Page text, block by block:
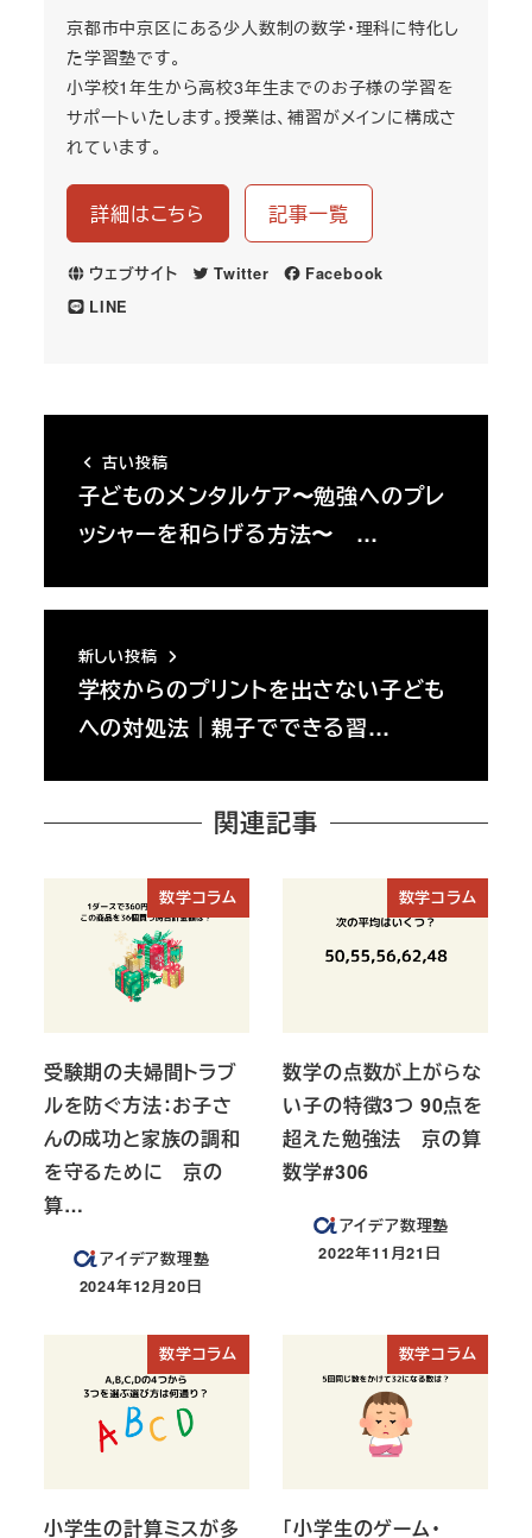
京都市中京区にある少人数制の数学・理科に特化し
た学習塾です。
小学校1年生から高校3年生までのお子様の学習を
サポートいたします。授業は、補習がメインに構成さ
れています。
詳細はこちら 記事一覧
ウェブサイト Twitter
Facebook
LINE
古い投稿
子どものメンタルケア〜勉強へのプレ
ッシャーを和らげる方法〜 …
新しい投稿
学校からのプリントを出さない子ども
への対処法｜親子でできる習…
関連記事
数学コラム
受験期の夫婦間トラブ
ルを防ぐ方法：お子さ
んの成功と家族の調和
を守るために 京の
算…
アイデア数理塾
投稿日
2024年12月20日
数学コラム
数学の点数が上がらな
い子の特徴3つ 90点を
超えた勉強法 京の算
数学#306
アイデア数理塾
投稿日
2022年11月21日
数学コラム
小学生の計算ミスが多
数学コラム
「小学生のゲーム・